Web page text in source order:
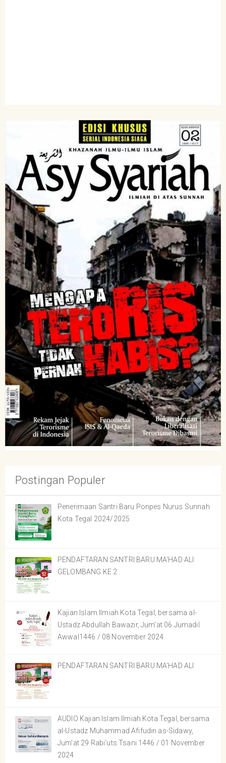
Postingan Populer
Penerimaan Santri Baru Ponpes Nurus Sunnah
Kota Tegal 2024/2025
PENDAFTARAN SANTRI BARU MA'HAD ALI
GELOMBANG KE 2
Kajian Islam Ilmiah Kota Tegal, bersama al-
Ustadz Abdullah Bawazir, Jum'at 06 Jumadil
Awwal1446 / 08 November 2024
PENDAFTARAN SANTRI BARU MA'HAD ALI
AUDIO Kajian Islam Ilmiah Kota Tegal, bersama
al-Ustadz Muhammad Afifudin as-Sidawy,
Jum'at 29 Rabi'uts Tsani 1446 / 01 November
2024